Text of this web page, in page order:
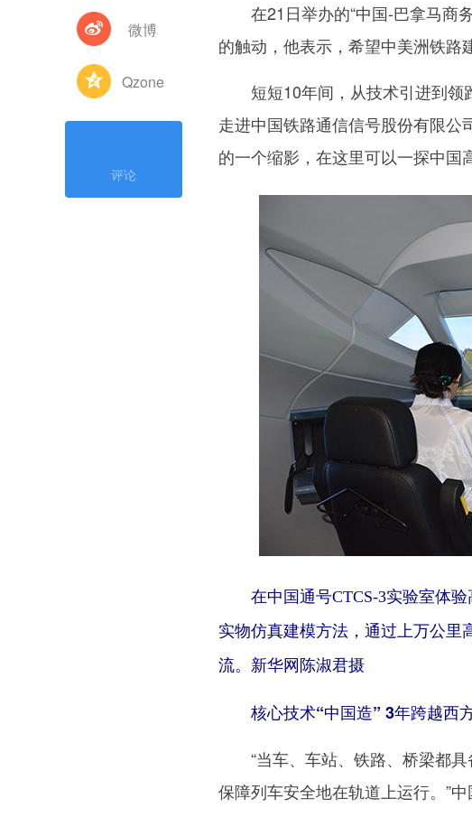
微博
Qzone
评论
在21日举办的“中国-巴拿马商
的触动，他表示，希望中美洲铁路
短短10年间，从技术引进到领
走进中国铁路通信信号股份有限公
的一个缩影，在这里可以一探中国高
在中国通号CTCS-3实验室体
实物仿真建模方法，通过上万公里
流。新华网陈淑君摄
核心技术“中国造” 3年跨越西
“当车、车站、铁路、桥梁都具
保障列车安全地在轨道上运行。”